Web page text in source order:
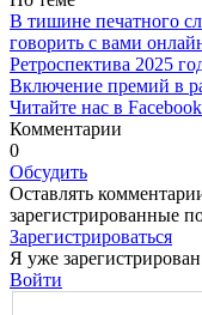
В тишине печатного
говорить с вами
Ретроспектива 2025
Включение премий в
Читайте нас в Facebook
Комментарии
0
Обсудить
Оставлять
зарегистрированные
Зарегистрироваться
Я уже зарегистрирован
Войти